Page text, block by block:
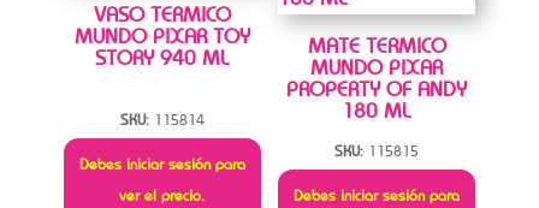
VASO TERMICO
MUNDO PIXAR TOY
STORY 940 ML
SKU: 115814
Debes iniciar sesión para
ver el precio.
MATE TERMICO
MUNDO PIXAR
PROPERTY OF ANDY
180 ML
SKU: 115815
Debes iniciar sesión para